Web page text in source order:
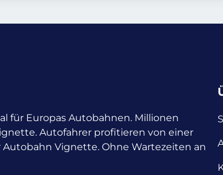
für Europas Autobahnen. Millionen
Autofahrer profitieren von einer
Vignette. Ohne Wartezeiten an